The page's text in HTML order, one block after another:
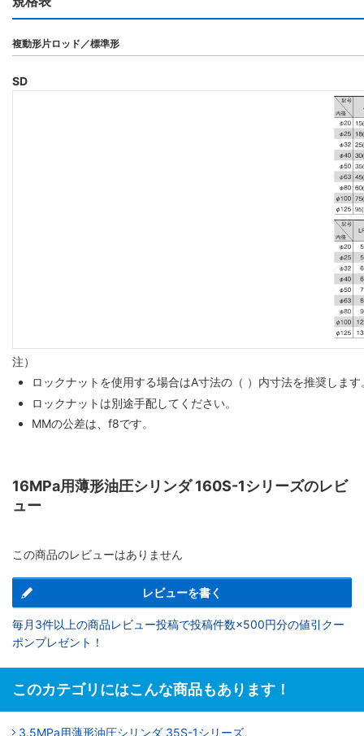
複動形片ロッド／標準形
SD
注）
ロックナットを使用する場合はA寸法の（ ）内寸法を推奨します
ロックナットは別途手配してください。
MMの公差は、f8です。
16MPa用薄形油圧シリンダ 160S-1シリーズのレビ
ュー
この商品のレビューはありません
レビューを書く
毎月3件以上の商品レビュー投稿で投稿件数×500円分の値引クー
ポンプレゼント！
このカテゴリにはこんな商品もあります！
3.5MPa用薄形油圧シリンダ 35S-1シリーズ